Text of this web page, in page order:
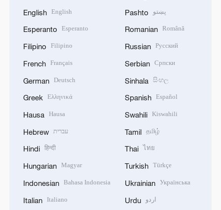
English English
Esperanto Esperanto
Filipino Filipino
French Français
German Deutsch
Greek Ελληνικά
Hausa Hausa
Hebrew עברית
Hindi हिन्दी
Hungarian Magyar
Indonesian Bahasa Indonesia
Italian Italiano
Pashto پښتو
Romanian Română
Russian Русский
Serbian Српски
Sinhala සිංහල
Spanish Español
Swahili Kiswahili
Tamil தமிழ்
Thai ไทย
Turkish Türkçe
Ukrainian Українська
Urdu اردو